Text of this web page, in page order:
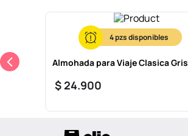
4
Almohada para Viaje Clasica Gris
$ 24.900